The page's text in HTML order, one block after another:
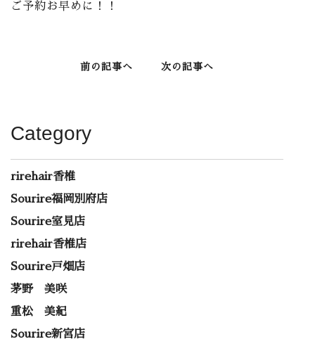
ご予約お早めに！！
前の記事へ 次の記事へ
Category
rirehair香椎
Sourire福岡別府店
Sourire室見店
rirehair香椎店
Sourire戸畑店
茅野 美咲
重松 美紀
Sourire新宮店